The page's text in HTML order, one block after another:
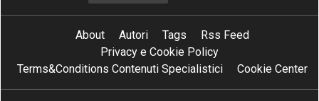
About Autori Tags
Rss Feed
Privacy e Cookie Policy
Terms&Conditions Contenuti Specialistici
Cookie Center